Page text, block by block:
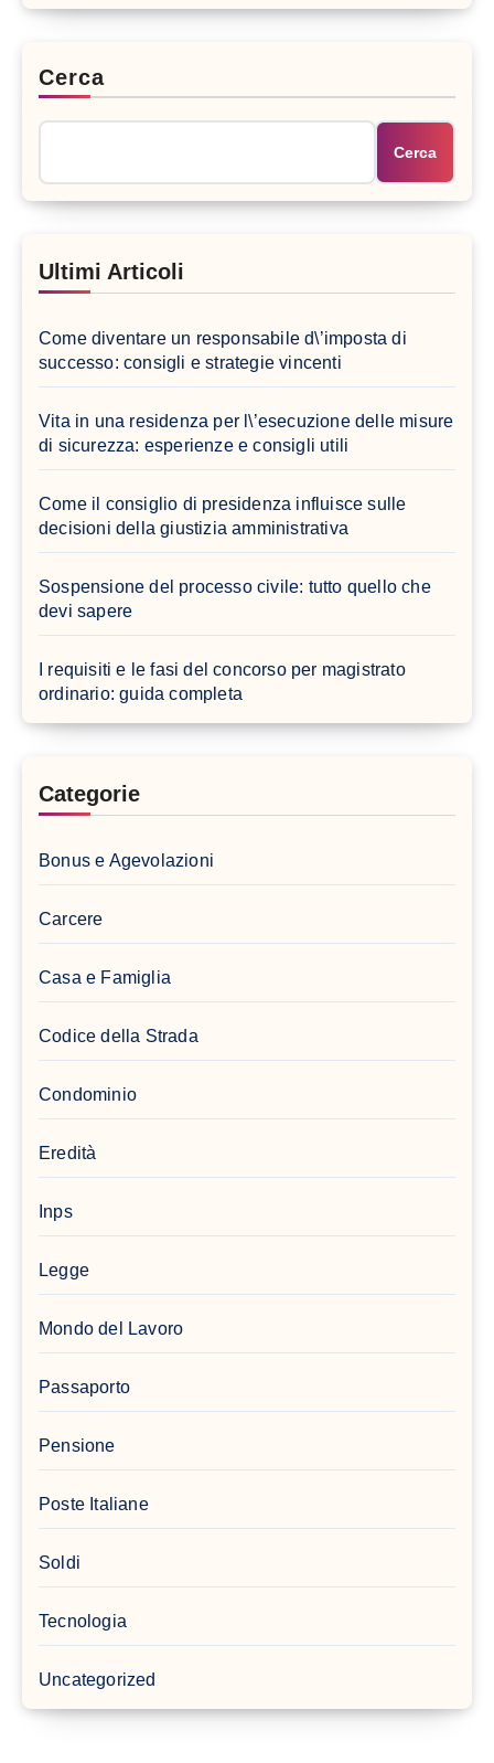
Cerca
Cerca
Ultimi Articoli
Come diventare un responsabile d\’imposta di
successo: consigli e strategie vincenti
Vita in una residenza per l\’esecuzione delle misure
di sicurezza: esperienze e consigli utili
Come il consiglio di presidenza influisce sulle
decisioni della giustizia amministrativa
Sospensione del processo civile: tutto quello che
devi sapere
I requisiti e le fasi del concorso per magistrato
ordinario: guida completa
Categorie
Bonus e Agevolazioni
Carcere
Casa e Famiglia
Codice della Strada
Condominio
Eredità
Inps
Legge
Mondo del Lavoro
Passaporto
Pensione
Poste Italiane
Soldi
Tecnologia
Uncategorized